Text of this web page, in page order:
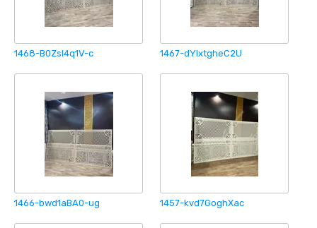
1468-B0Zsl4q1V-c 1467-dYlxtgheC2U
1466-bwd1aBA0-ug 1457-kvd7GoghXac